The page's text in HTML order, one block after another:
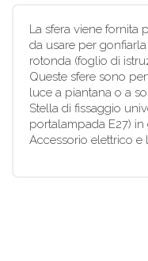
La sfera viene fornita
da usare per
rotonda (foglio di
Queste sfere sono
luce a piantana o a
Stella di fissaggio
portalampada E27) in
Accessorio elettrico